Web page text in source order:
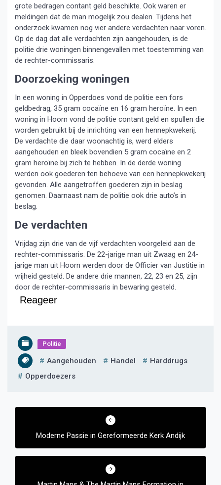
grote bedragen contant geld beschikte. Ook waren er
meldingen dat de man mogelijk zou dealen. Tijdens het
onderzoek kwamen nog vier andere verdachten naar voren.
Op de dag dat alle verdachten zijn aangehouden, is de
politie drie woningen binnengevallen met toestemming van
de rechter-commissaris.
Doorzoeking woningen
In een woning in Opperdoes vond de politie een fors
geldbedrag, 35 gram cocaïne en 16 gram heroïne. In een
woning in Hoorn vond de politie contant geld en spullen die
worden gebruikt bij de inrichting van een hennepkwekerij.
De verdachte die daar woonachtig is, werd elders
aangehouden en bleek bovendien 5 gram cocaïne en 2
gram heroïne bij zich te hebben. In de derde woning
werden ook goederen ten behoeve van een hennepkwekerij
gevonden. Alle aangetroffen goederen zijn in beslag
genomen. Daarnaast nam de politie ook drie auto’s in
beslag.
De verdachten
Vrijdag zijn drie van de vijf verdachten voorgeleid aan de
rechter-commissaris. De 22-jarige man uit Zwaag en 24-
jarige man uit Hoorn werden door de Officier van Justitie in
vrijheid gesteld. De andere drie mannen, 22, 23 en 25, zijn
door de rechter-commissaris in bewaring gesteld.
Reageer
Politie
Aangehouden Handel
Harddrugs
Opperdoezers
Bericht
Moderne Passie in Gereformeerde Kerk Andijk